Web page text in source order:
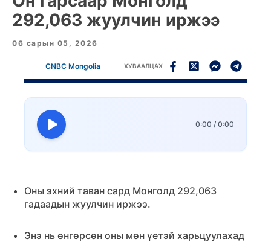
292,063 жуулчин иржээ
06 сарын 05, 2026
CNBC Mongolia ХУВААЛЦАХ
0:00 / 0:00
Оны эхний таван сард Монголд 292,063
гадаадын жуулчин иржээ.
Энэ нь өнгөрсөн оны мөн үетэй харьцуулахад